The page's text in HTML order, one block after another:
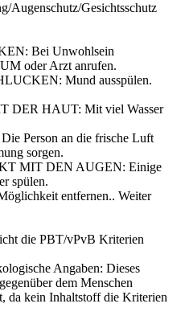
Augenschutz/Gesichtsschutz
Bei Unwohlsein
oder Arzt anrufen.
Mund ausspülen.
DER HAUT: Mit viel Wasser
Person an die frische Luft
sorgen.
MIT DEN AUGEN: Einige
spülen.
entfernen.. Weiter
die PBT/vPvB Kriterien
Angaben: Dieses
dem Menschen
da kein Inhaltstoff die Kriterien